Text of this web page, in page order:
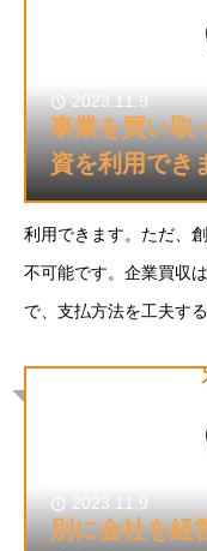
2023.11.9
事業を買い取
資を利用でき
利用できます。ただ、
不可能です。企業買収
で、支払方法を工夫す
2023.11.9
別に会社を経